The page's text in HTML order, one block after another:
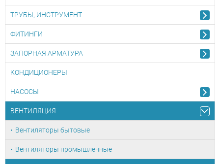
ТРУБЫ, ИНСТРУМЕНТ
ФИТИНГИ
ЗАПОРНАЯ АРМАТУРА
КОНДИЦИОНЕРЫ
НАСОСЫ
ВЕНТИЛЯЦИЯ
Вентиляторы бытовые
Вентиляторы промышленные